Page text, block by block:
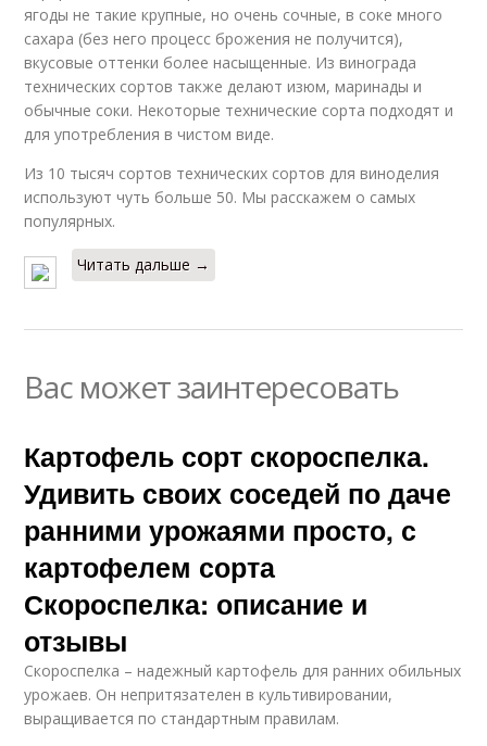
ягоды не такие крупные, но очень сочные, в соке много
сахара (без него процесс брожения не получится),
вкусовые оттенки более насыщенные. Из винограда
технических сортов также делают изюм, маринады и
обычные соки. Некоторые технические сорта подходят и
для употребления в чистом виде.
Из 10 тысяч сортов технических сортов для виноделия
используют чуть больше 50. Мы расскажем о самых
популярных.
Читать дальше →
Вас может заинтересовать
Картофель сорт скороспелка.
Удивить своих соседей по даче
ранними урожаями просто, с
картофелем сорта
Скороспелка: описание и
отзывы
Скороспелка – надежный картофель для ранних обильных
урожаев. Он непритязателен в культивировании,
выращивается по стандартным правилам.